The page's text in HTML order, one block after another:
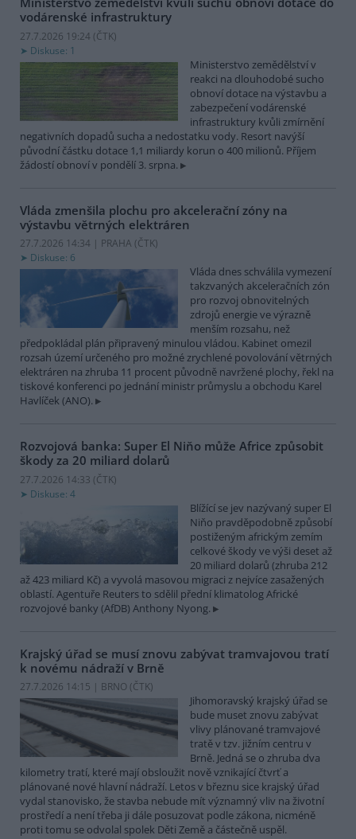
vodárenské infrastruktury
27.7.2026 19:24 (ČTK)
Diskuse: 1
Ministerstvo zemědělství v
reakci na dlouhodobé sucho
obnoví dotace na výstavbu a
zabezpečení vodárenské
infrastruktury kvůli zmírnění
negativních dopadů sucha a nedostatku vody. Resort navýší
původní částku dotace 1,1 miliardy korun o 400 milionů. Příjem
žádostí obnoví v pondělí 3. srpna.
Vláda zmenšila plochu pro akcelerační zóny na
výstavbu větrných elektráren
27.7.2026 14:34 | PRAHA (ČTK)
Diskuse: 6
Vláda dnes schválila vymezení
takzvaných akceleračních zón
pro rozvoj obnovitelných
zdrojů energie ve výrazně
menším rozsahu, než
předpokládal plán připravený minulou vládou. Kabinet omezil
rozsah území určeného pro možné zrychlené povolování větrných
elektráren na zhruba 11 procent původně navržené plochy, řekl na
tiskové konferenci po jednání ministr průmyslu a obchodu Karel
Havlíček (ANO).
Rozvojová banka: Super El Niňo může Africe způsobit
škody za 20 miliard dolarů
27.7.2026 14:33 (ČTK)
Diskuse: 4
Blížící se jev nazývaný super El
Niňo pravděpodobně způsobí
postiženým africkým zemím
celkové škody ve výši deset až
20 miliard dolarů (zhruba 212
až 423 miliard Kč) a vyvolá masovou migraci z nejvíce zasažených
oblastí. Agentuře Reuters to sdělil přední klimatolog Africké
rozvojové banky (AfDB) Anthony Nyong.
Krajský úřad se musí znovu zabývat tramvajovou tratí
k novému nádraží v Brně
27.7.2026 14:15 | BRNO (ČTK)
Jihomoravský krajský úřad se
bude muset znovu zabývat
vlivy plánované tramvajové
tratě v tzv. jižním centru v
Brně. Jedná se o zhruba dva
kilometry tratí, které mají obsloužit nově vznikající čtvrť a
plánované nové hlavní nádraží. Letos v březnu sice krajský úřad
vydal stanovisko, že stavba nebude mít významný vliv na životní
prostředí a není třeba ji dále posuzovat podle zákona, nicméně
proti tomu se odvolal spolek Děti Země a částečně uspěl.